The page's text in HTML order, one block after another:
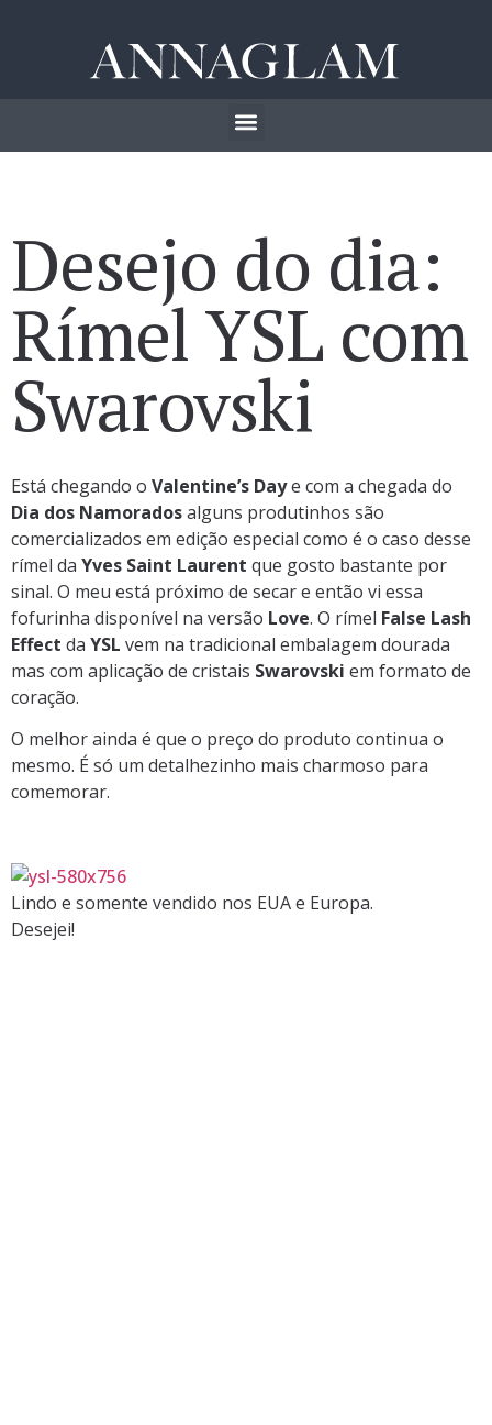
Desejo do dia:
Rímel YSL com
Swarovski
Está chegando o Valentine’s Daye com a chegada do
Dia dos Namoradosalguns produtinhos são
comercializados em edição especial como é o caso desse
rímel da Yves Saint Laurent que gosto bastante por
sinal. O meu está próximo de secar e então vi essa
fofurinha disponível na versão Love. O rímel False Lash
Effect da YSL vem na tradicional embalagem dourada
mas com aplicação de cristais Swarovski em formato de
coração.
O melhor ainda é que o preço do produto continua o
mesmo. É só um detalhezinho mais charmoso para
comemorar.
Lindo e somente vendido nos EUA e Europa.
Desejei!